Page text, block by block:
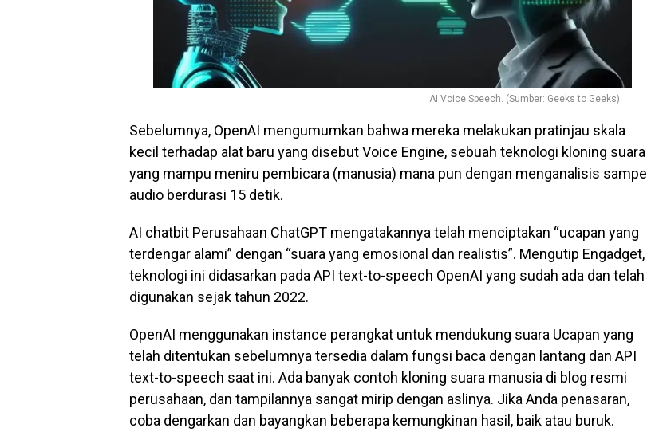
AI Voice Speech. (Sumber: Geeks to Geeks)
Sebelumnya, OpenAI mengumumkan bahwa mereka melakukan pratinjau skala
kecil terhadap alat baru yang disebut Voice Engine, sebuah teknologi kloning suara
yang mampu meniru pembicara (manusia) mana pun dengan menganalisis sampel
audio berdurasi 15 detik.
AI chatbit Perusahaan ChatGPT mengatakannya telah menciptakan “ucapan yang
terdengar alami” dengan “suara yang emosional dan realistis”. Mengutip Engadget,
teknologi ini didasarkan pada API text-to-speech OpenAI yang sudah ada dan telah
digunakan sejak tahun 2022.
OpenAI menggunakan instance perangkat untuk mendukung suara Ucapan yang
telah ditentukan sebelumnya tersedia dalam fungsi baca dengan lantang dan API
text-to-speech saat ini. Ada banyak contoh kloning suara manusia di blog resmi
perusahaan, dan tampilannya sangat mirip dengan aslinya. Jika Anda penasaran,
coba dengarkan dan bayangkan beberapa kemungkinan hasil, baik atau buruk.